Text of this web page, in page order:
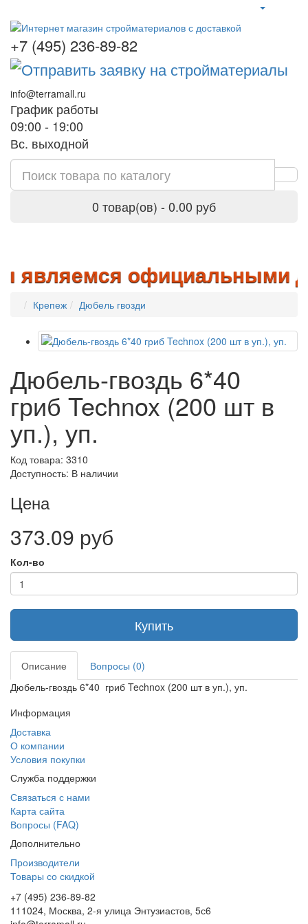
+7 (495) 236-89-82
info@terramall.ru
График работы
09:00 - 19:00
Вс. выходной
0 товар(ов) - 0.00 руб
являемся официальными
Крепеж Дюбель гвозди
Дюбель-гвоздь 6*40
гриб Technox (200 шт в
уп.), уп.
Код товара: 3310
Доступность: В наличии
Цена
373.09 руб
Кол-во
Купить
Описание
Вопросы (0)
Дюбель-гвоздь 6*40 гриб Technox (200 шт в уп.), уп.
Информация
Доставка
О компании
Условия покупки
Служба поддержки
Связаться с нами
Карта сайта
Вопросы (FAQ)
Дополнительно
Производители
Товары со скидкой
+7 (495) 236-89-82
111024, Москва, 2-я улица Энтузиастов, 5с6